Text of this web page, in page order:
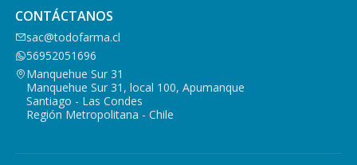
CONTÁCTANOS
sac@todofarma.cl
56952051696
Manquehue Sur 31
Manquehue Sur 31, local 100, Apumanque
Santiago - Las Condes
Región Metropolitana - Chile